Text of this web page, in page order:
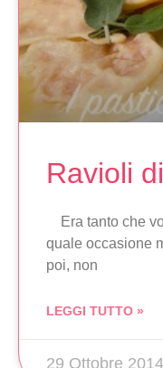
Ravioli
Era tanto che
quale occasione
poi, non
LEGGI TUTTO »
29 Ottobre 2014